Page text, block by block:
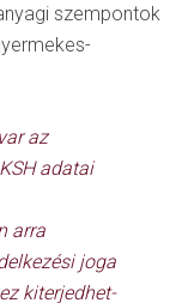
szempontok
az
adatai
arra
joga
kiterjedhet-